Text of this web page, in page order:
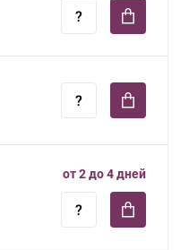
от 2 до 4 дней